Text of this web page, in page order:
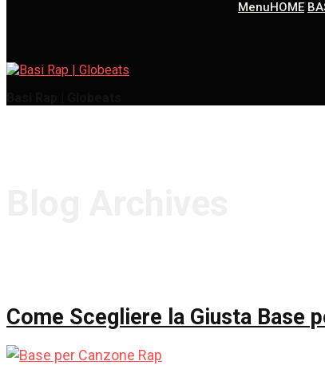
MenuHOME
Come Scegliere la Giusta Base